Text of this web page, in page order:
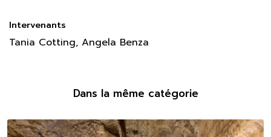
Intervenants
Tania Cotting, Angela Benza
Dans la même catégorie